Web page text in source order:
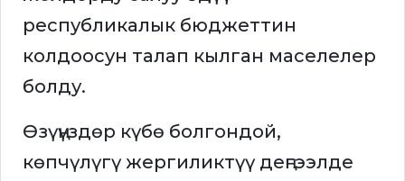
республикалык бюджеттин
колдоосун талап кылган маселелер
болду.
Өзүңүздөр күбө болгондой,
көпчүлүгү жергиликтүү деңгээлде